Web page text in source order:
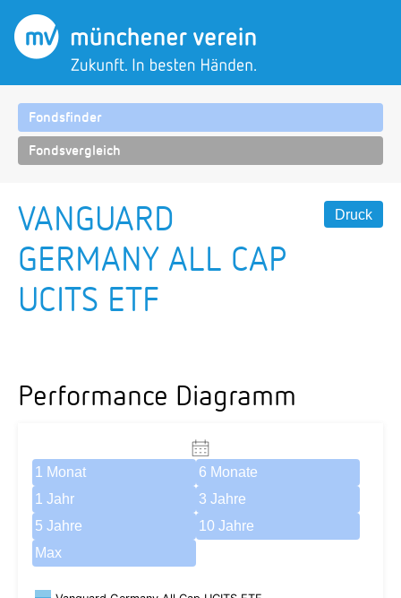
Fondsfinder
Fondsvergleich
VANGUARD
GERMANY ALL CAP
UCITS ETF
Druck
Performance Diagramm
1 Monat
6 Monate
1 Jahr
3 Jahre
5 Jahre
10 Jahre
Max